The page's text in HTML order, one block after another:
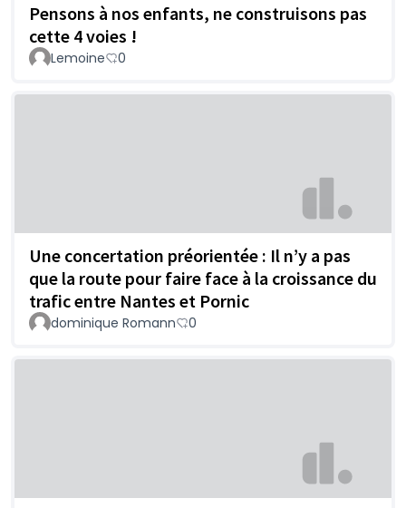
Pensons à nos enfants, ne construisons pas
cette 4 voies !
Lemoine 0
Une concertation préorientée : Il n’y a pas
que la route pour faire face à la croissance du
trafic entre Nantes et Pornic
dominique Romann 0